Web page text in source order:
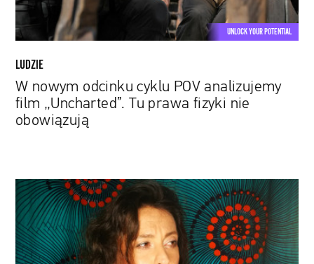
Tu
fizyki
nie
UNLOCK YOUR POTENTIAL
LUDZIE
W nowym odcinku cyklu POV analizujemy
film „Uncharted”. Tu prawa fizyki nie
obowiązują
Narzędzie
zmiany
świata.
Rozmawiamy
z